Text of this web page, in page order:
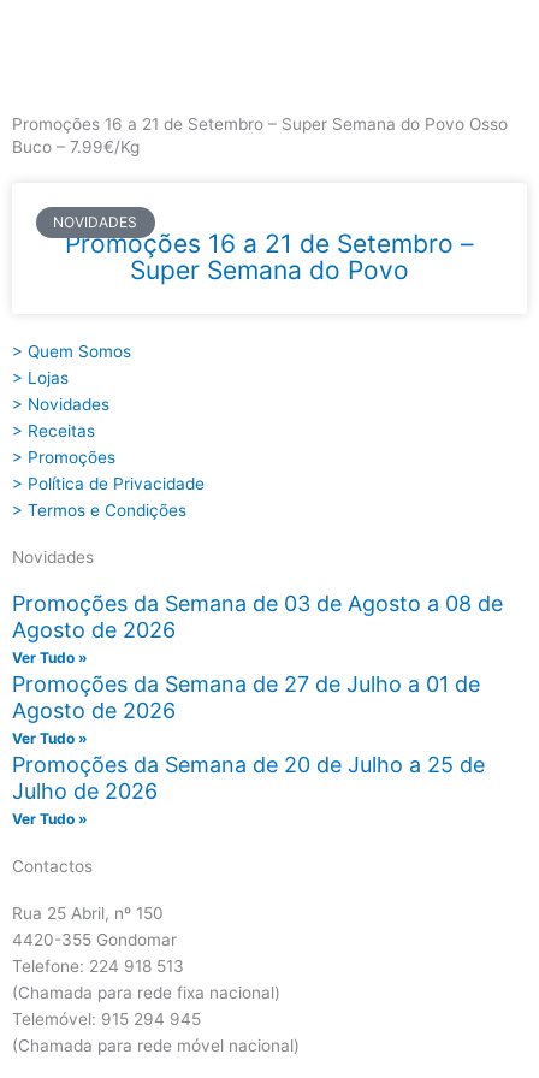
Promoções 16 a 21 de Setembro – Super Semana do Povo Osso
Buco – 7.99€/Kg
NOVIDADES
Promoções 16 a 21 de Setembro –
Super Semana do Povo
> Quem Somos
> Lojas
> Novidades
> Receitas
> Promoções
> Política de Privacidade
> Termos e Condições
Novidades
Promoções da Semana de 03 de Agosto a 08 de
Agosto de 2026
Ver Tudo »
Promoções da Semana de 27 de Julho a 01 de
Agosto de 2026
Ver Tudo »
Promoções da Semana de 20 de Julho a 25 de
Julho de 2026
Ver Tudo »
Contactos
Rua 25 Abril, nº 150
4420-355 Gondomar
Telefone: 224 918 513
(Chamada para rede fixa nacional)
Telemóvel: 915 294 945
(Chamada para rede móvel nacional)